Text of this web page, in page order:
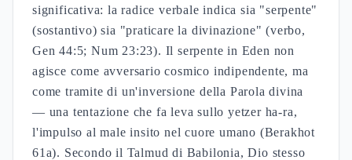
significativa: la radice verbale indica sia "serpente"
(sostantivo) sia "praticare la divinazione" (verbo,
Gen 44:5; Num 23:23). Il serpente in Eden non
agisce come avversario cosmico indipendente, ma
come tramite di un'inversione della Parola divina
— una tentazione che fa leva sullo yetzer ha-ra,
l'impulso al male insito nel cuore umano (Berakhot
61a). Secondo il Talmud di Babilonia, Dio stesso